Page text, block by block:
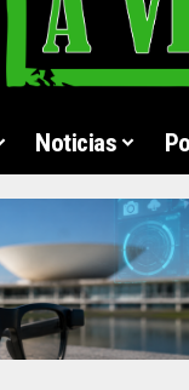
Noticias